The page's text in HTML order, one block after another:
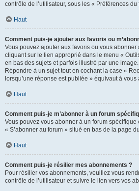
contrôle de l’utilisateur, sous les « Préférences du
Haut
Comment puis-je ajouter aux favoris ou
Vous pouvez ajouter aux favoris ou vous abonner
cliquant sur le lien approprié dans le menu «
en bas des sujets et parfois illustré par une image.
Répondre à un sujet tout en cochant la case «
lorsqu’une réponse est publiée » équivaut à
Haut
Comment puis-je m’abonner à un forum
Vous pouvez vous abonner à un forum spécifique
« S’abonner au forum » situé en bas de la page
Haut
Comment puis-je résilier mes abonnements ?
Pour résilier vos abonnements, veuillez vous
contrôle de l’utilisateur et suivre le lien vers vos